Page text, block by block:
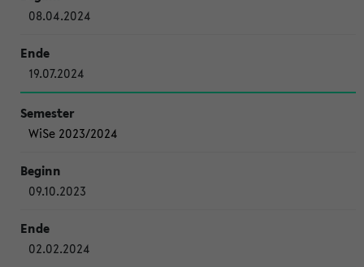
08.04.2024
19.07.2024
WiSe 2023/2024
09.10.2023
02.02.2024